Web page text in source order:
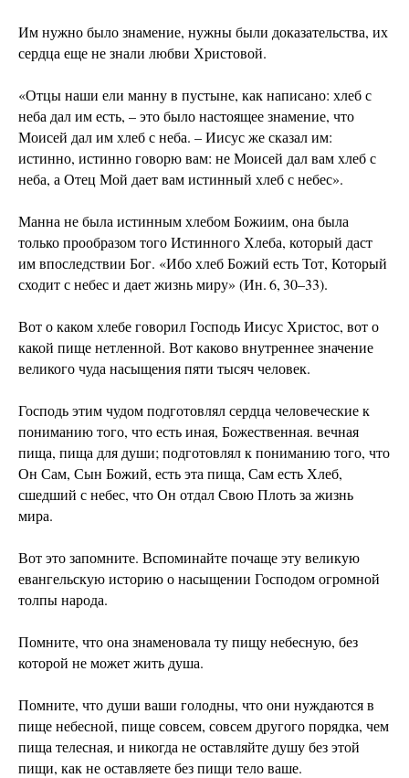
Им нужно было знамение, нужны были доказательства, их
сердца еще не знали любви Христовой.
«Отцы наши ели манну в пустыне, как написано: хлеб с
неба дал им есть, – это было настоящее знамение, что
Моисей дал им хлеб с неба. – Иисус же сказал им:
истинно, истинно говорю вам: не Моисей дал вам хлеб с
неба, а Отец Мой дает вам истинный хлеб с небес».
Манна не была истинным хлебом Божиим, она была
только прообразом того Истинного Хлеба, который даст
им впоследствии Бог. «Ибо хлеб Божий есть Тот, Который
сходит с небес и дает жизнь миру» (Ин. 6, 30–33).
Вот о каком хлебе говорил Господь Иисус Христос, вот о
какой пище нетленной. Вот каково внутреннее значение
великого чуда насыщения пяти тысяч человек.
Господь этим чудом подготовлял сердца человеческие к
пониманию того, что есть иная, Божественная. вечная
пища, пища для души; подготовлял к пониманию того, что
Он Сам, Сын Божий, есть эта пища, Сам есть Хлеб,
сшедший с небес, что Он отдал Свою Плоть за жизнь
мира.
Вот это запомните. Вспоминайте почаще эту великую
евангельскую историю о насыщении Господом огромной
толпы народа.
Помните, что она знаменовала ту пищу небесную, без
которой не может жить душа.
Помните, что души ваши голодны, что они нуждаются в
пище небесной, пище совсем, совсем другого порядка, чем
пища телесная, и никогда не оставляйте душу без этой
пищи, как не оставляете без пищи тело ваше.